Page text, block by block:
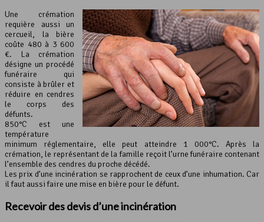
Une crémation
requière aussi un
cercueil, la bière
coûte 480 à 3 600
€. La crémation
désigne un procédé
funéraire qui
consiste à brûler et
réduire en cendres
le corps des
défunts.
850°C est une
température
minimum réglementaire, elle peut atteindre 1 000°C. Après la
crémation, le représentant de la famille reçoit l’urne funéraire contenant
l’ensemble des cendres du proche décédé.
Les prix d’une incinération se rapprochent de ceux d’une inhumation. Car
il faut aussi faire une mise en bière pour le défunt.
Recevoir des devis d’une incinération